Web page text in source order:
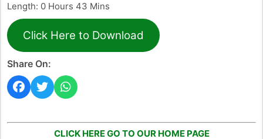
Length: 0 Hours 43 Mins
Click Here to Download
Share On:
CLICK HERE GO TO OUR HOME PAGE